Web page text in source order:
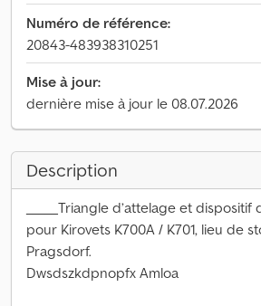
Numéro de référence:
20843-483938310251
Mise à jour:
dernière mise à jour le 08.07.2026
Description
_____Triangle d’attelage et dispositif
pour Kirovets K700A / K701, lieu de
Pragsdorf.
Dwsdszkdpnopfx Amloa